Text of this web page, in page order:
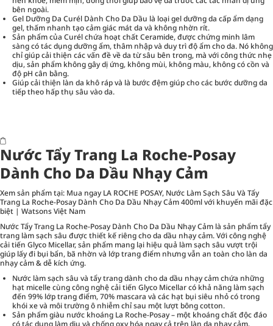
bên ngoài.
Gel Dưỡng Da Curél Dành Cho Da Dầu là loại gel dưỡng da cấp ẩm dạng
gel, thấm nhanh tạo cảm giác mát da và không nhờn rít.
Sản phẩm của Curél chứa hoạt chất Ceramide, được chứng minh lâm
sàng có tác dụng dưỡng ẩm, thâm nhập và duy trì độ ẩm cho da. Nó không
chỉ giúp cải thiện các vấn đề về da từ sâu bên trong, mà với công thức nhẹ
dịu, sản phẩm không gây dị ứng, không mùi, không màu, không có cồn và
độ pH cân bằng.
Giúp cải thiện làn da khô ráp và là bước đệm giúp cho các bước dưỡng da
tiếp theo hấp thụ sâu vào da.
Nước Tẩy Trang La Roche-Posay
Dành Cho Da Dầu Nhạy Cảm
Xem sản phẩm tại: Mua ngay LA ROCHE POSAY, Nước Làm Sạch Sâu Và Tẩy
Trang La Roche-Posay Dành Cho Da Dầu Nhạy Cảm 400ml với khuyến mãi đặc
biệt | Watsons Việt Nam
Nước Tẩy Trang La Roche-Posay Dành Cho Da Dầu Nhạy Cảm là sản phẩm tẩy
trang làm sạch sâu được thiết kế riêng cho da dầu nhạy cảm. Với công nghệ
cải tiến Glyco Micellar, sản phẩm mang lại hiệu quả làm sạch sâu vượt trội
giúp lấy đi bụi bẩn, bã nhờn và lớp trang điểm nhưng vẫn an toàn cho làn da
nhạy cảm & dễ kích ứng.
Nước làm sạch sâu và tẩy trang dành cho da dầu nhạy cảm chứa những
hạt micelle cùng công nghệ cải tiến Glyco Micellar có khả năng làm sạch
đến 99% lớp trang điểm, 70% mascara và các hạt bụi siêu nhỏ có trong
khói xe và môi trường ô nhiễm chỉ sau một lượt bông cotton.
Sản phẩm giàu nước khoáng La Roche-Posay – một khoáng chất độc đáo
có tác dụng làm dịu và chống oxy hóa ngay cả trên làn da nhạy cảm.